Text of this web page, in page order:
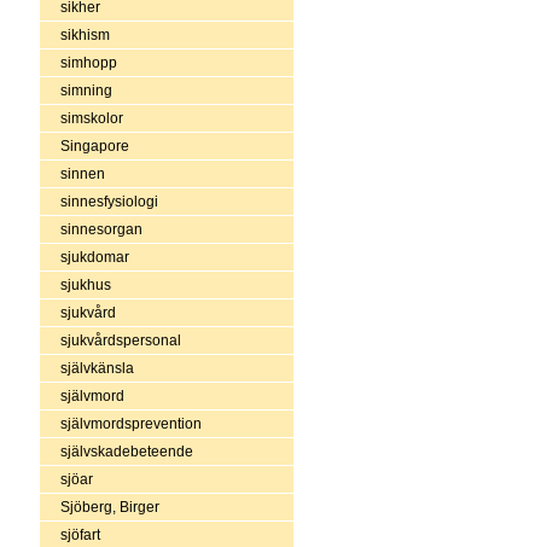
sikher
sikhism
simhopp
simning
simskolor
Singapore
sinnen
sinnesfysiologi
sinnesorgan
sjukdomar
sjukhus
sjukvård
sjukvårdspersonal
självkänsla
självmord
självmordsprevention
självskadebeteende
sjöar
Sjöberg, Birger
sjöfart